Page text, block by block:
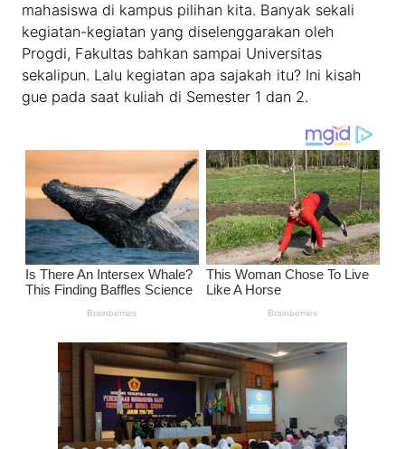
mahasiswa di kampus pilihan kita. Banyak sekali
kegiatan-kegiatan yang diselenggarakan oleh
Progdi, Fakultas bahkan sampai Universitas
sekalipun. Lalu kegiatan apa sajakah itu? Ini kisah
gue pada saat kuliah di Semester 1 dan 2.